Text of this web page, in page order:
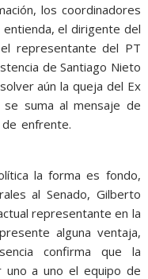
los coordinadores
el dirigente del
representante del PT
de Santiago Nieto
aún la queja del Ex
se suma al mensaje de
enfrente.
la forma es fondo,
al Senado, Gilberto
representante en la
alguna ventaja,
confirma que la
uno a uno el equipo de